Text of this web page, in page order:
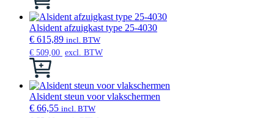
heeft
meerdere
variaties.
Deze
optie
gekozen
worden
op
de
Alsident afzuigkast type 25-4030
€ 615,89 incl. BTW
€ 509,00 excl. BTW
Dit
heeft
meerdere
variaties.
Alsident steun voor vlakschermen
€ 66,55 incl. BTW